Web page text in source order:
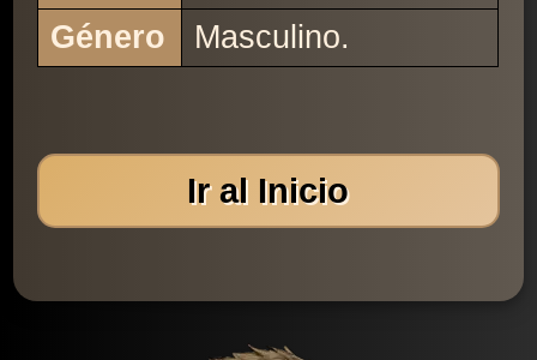
Género
Masculino.
Ir al Inicio